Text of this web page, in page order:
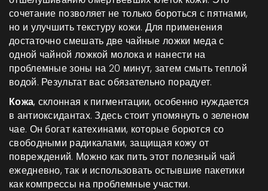
сочетание позволяет не только бороться с пятнами,
но и улучшить текстуру кожи. Для применения
достаточно смешать две чайные ложки меда с
одной чайной ложкой молока и нанести на
проблемные зоны на 20 минут, затем смыть теплой
водой. Результат вас обязательно порадует.
Кожа, склонная к пигментации, особенно нуждается
в антиоксидантах. Здесь стоит упомянуть о зеленом
чае. Он богат катехинами, которые борются со
свободными радикалами, защищая кожу от
повреждений. Можно как пить этот полезный чай
ежедневно, так и использовать остывшие пакетики
как компрессы на проблемные участки.